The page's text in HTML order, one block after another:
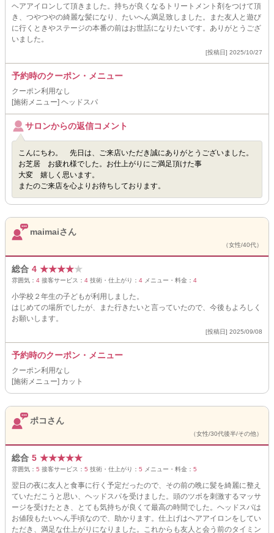
ヘアアイロンして頂きました。持ちが良くなるトリートメント剤をつけて頂
き、つやつやの綺麗な髪になり、たいへん満足致しました。また友人と遊び
に行くときやステージの本番の前はお世話になりたいです。ありがとうござ
いました。
[投稿日] 2025/10/27
予約時のクーポン・メニュー
クーポン利用なし
[施術メニュー] ヘッドスパ
サロンからの返信コメント
こんにちわ。 先日は、ご来店いただき誠にありがとうございました。
お芝居 お疲れ様でした。お仕上がりにご満足頂けた事
大変 嬉しく思います。
またのご来店を心よりお待ちしております。
maimaiさん
（女性/40代）
総合 4 ★★★★★
雰囲気： 4 接客サービス： 4 技術・仕上がり： 4 メニュー・料金： 4
小学校２年生の子どもが利用しました。
はじめての場所でしたが、また行きたいと言っていたので、今後もよろしく
お願いします。
[投稿日] 2025/09/08
予約時のクーポン・メニュー
クーポン利用なし
[施術メニュー] カット
ポコさん
（女性/30代後半/その他）
総合 5 ★★★★★
雰囲気： 5 接客サービス： 5 技術・仕上がり： 5 メニュー・料金： 5
翌日の夜に友人と食事に行く予定だったので、その前の晩に髪を綺麗に整え
ていただこうと思い、ヘッドスパを受けました。頭のツボを刺激するマッサ
ージを受けたとき、とても気持ちが良くて最高の時間でした。ヘッドスパは
お値段もたいへん手頃なので、助かります。仕上げはヘアアイロンをしてい
ただき、満足な仕上がりになりました。これからも友人と会う前のタイミン